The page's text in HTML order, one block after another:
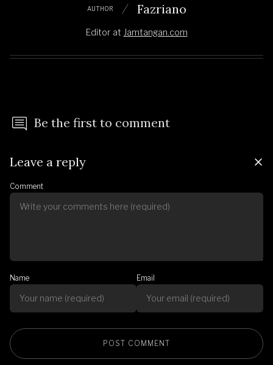
AUTHOR Fazriano
Editor at Jamtangan.com
Be the first to comment
Leave a reply
Comment
Name Email